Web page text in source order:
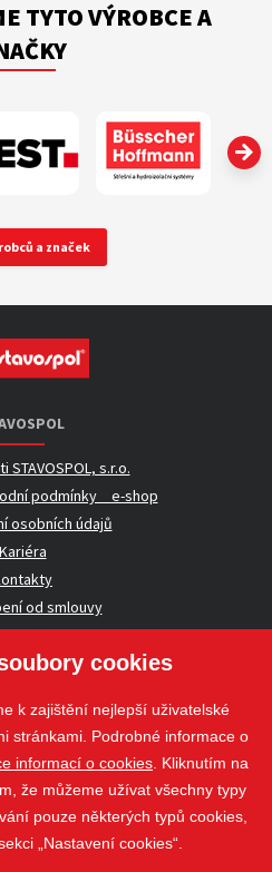
TYTO VÝROBCE A
a značek
STAVOSPOL, s.r.o.
podmínky _ e-shop
osobních údajů
Kariéra
od smlouvy
INFORMACE
poptávka
Sledujte nás
cookies
k zajištění nejlepší uživatelské
stránkami. Podrobné informace o
informací o cookies . Kliknutím na
že můžeme užívat všechny typy
pouze některých typů cookies,
„Nastavení cookies“.